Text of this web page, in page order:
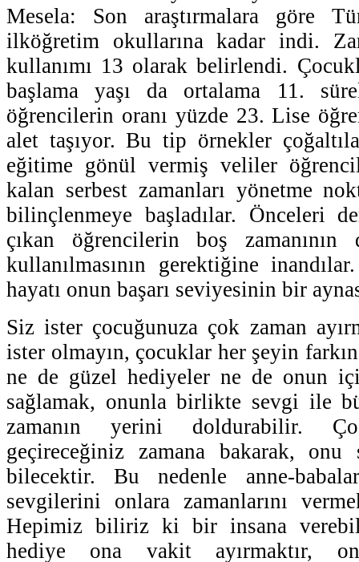
Mesela: Son araştırmalara göre
ilköğretim okullarına kadar indi.
kullanımı 13 olarak belirlendi.
başlama yaşı da ortalama 11.
öğrencilerin oranı yüzde 23. Lise
alet taşıyor. Bu tip örnekler
eğitime gönül vermiş veliler
kalan serbest zamanları yönetme
bilinçlenmeye başladılar. Önceleri
çıkan öğrencilerin boş
kullanılmasının gerektiğine
hayatı onun başarı seviyesinin bir
Siz ister çocuğunuza çok zaman
ister olmayın, çocuklar her şeyin
ne de güzel hediyeler ne de onun
sağlamak, onunla birlikte sevgi ile
zamanın yerini doldurabilir.
geçireceğiniz zamana bakarak, onu
bilecektir. Bu nedenle anne-
sevgilerini onlara zamanlarını
Hepimiz biliriz ki bir insana
hediye ona vakit ayırmaktır,